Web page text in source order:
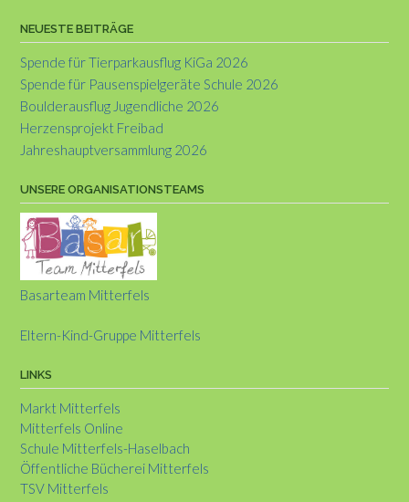
NEUESTE BEITRÄGE
Spende für Tierparkausflug KiGa 2026
Spende für Pausenspielgeräte Schule 2026
Boulderausflug Jugendliche 2026
Herzensprojekt Freibad
Jahreshauptversammlung 2026
UNSERE ORGANISATIONSTEAMS
Basarteam Mitterfels
Eltern-Kind-Gruppe Mitterfels
LINKS
Markt Mitterfels
Mitterfels Online
Schule Mitterfels-Haselbach
Öffentliche Bücherei Mitterfels
TSV Mitterfels